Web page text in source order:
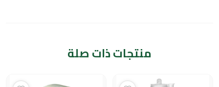
منتجات ذات صلة